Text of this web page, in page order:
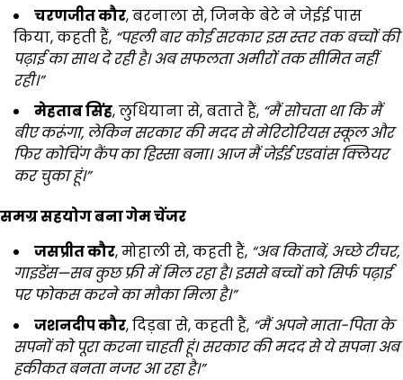
चरणजीत कौर, बरनाला से, जिनके बेटे ने जेईई पास
किया, कहती हैं, “पहली बार कोई सरकार इस स्तर तक बच्चों की
पढ़ाई का साथ दे रही है। अब सफलता अमीरों तक सीमित नहीं
रही।”
मेहताब सिंह, लुधियाना से, बताते हैं, “मैं सोचता था कि मैं
बीए करूंगा, लेकिन सरकार की मदद से मेरिटोरियस स्कूल और
फिर कोचिंग कैंप का हिस्सा बना। आज मैं जेईई एडवांस क्लियर
कर चुका हूं।”
समग्र सहयोग बना गेम चेंजर
जसप्रीत कौर, मोहाली से, कहती हैं, “अब किताबें, अच्छे टीचर,
गाइडेंस—सब कुछ फ्री में मिल रहा है। इससे बच्चों को सिर्फ पढ़ाई
पर फोकस करने का मौका मिला है।”
जशनदीप कौर, दिड़बा से, कहती हैं, “मैं अपने माता-पिता के
सपनों को पूरा करना चाहती हूं। सरकार की मदद से ये सपना अब
हकीकत बनता नजर आ रहा है।”